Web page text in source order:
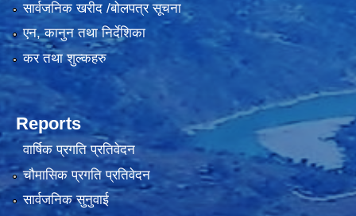
सार्वजनिक खरीद /बोलपत्र सूचना
एन, कानुन तथा निर्देशिका
कर तथा शुल्कहरु
Reports
वार्षिक प्रगति प्रतिवेदन
चौमासिक प्रगति प्रतिवेदन
सार्वजनिक सुनुवाई